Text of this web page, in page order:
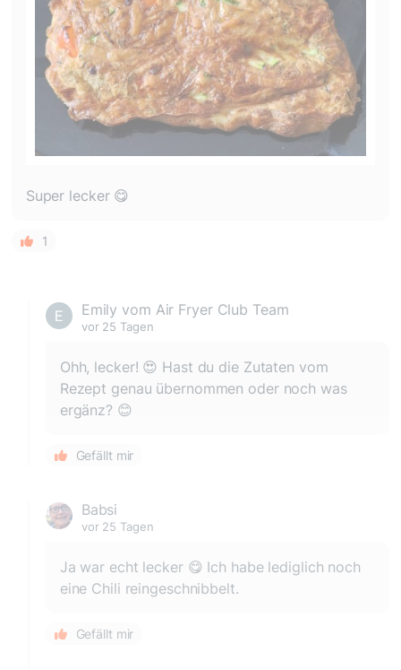
Super lecker 😋
1
Emily vom Air Fryer Club Team
vor 25 Tagen
Ohh, lecker! 😍 Hast du die Zutaten vom
Rezept genau übernommen oder noch was
ergänz? 😊
Gefällt mir
Babsi
vor 25 Tagen
Ja war echt lecker 😋 Ich habe lediglich noch
eine Chili reingeschnibbelt.
Gefällt mir